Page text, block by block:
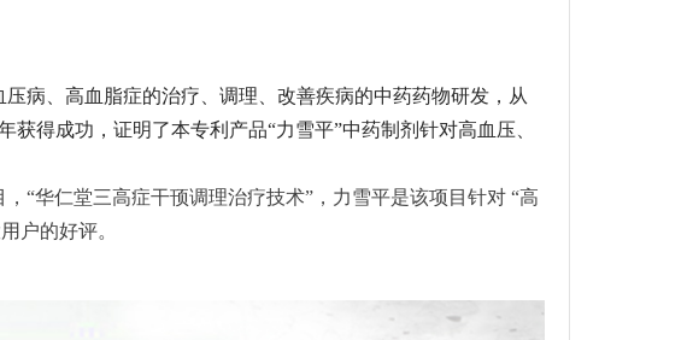
病、高血脂症的治疗、调理、改善疾病的中药药物研发，从
得成功，证明了本专利产品“力雪平”中药制剂针对高血压、
华仁堂三高症干顸调理治疗技术”，力雪平是该项目针对 “高
户的好评。